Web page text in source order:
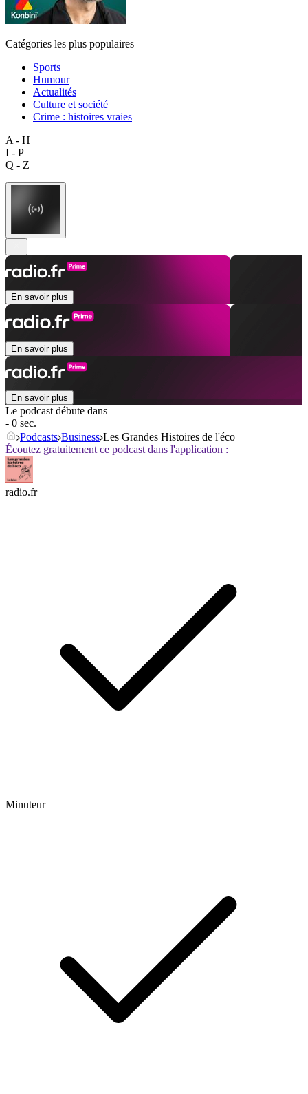
Catégories les plus populaires
Sports
Humour
Actualités
Culture et société
Crime : histoires vraies
A - H
I - P
Q - Z
En savoir plus
En savoir plus
En savoir plus
Le podcast débute dans
- 0 sec.
Podcasts Business Les Grandes Histoires de l'éco
Écoutez gratuitement ce podcast dans l'application :
radio.fr
Minuteur